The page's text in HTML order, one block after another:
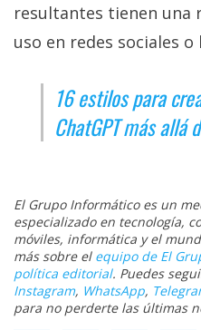
resultantes tienen una
uso en redes sociales
16 estilos para
ChatGPT más allá
El Grupo Informático es un
especializado en tecnología,
móviles, informática y el
más sobre el equipo de El
política editorial. Puedes
Instagram, WhatsApp,
para no perderte las últimas